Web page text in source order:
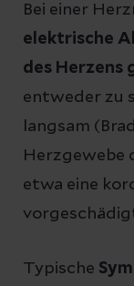
Bei einer
elektrische
des Herzens
entweder zu
langsam
Herzgewebe
etwa eine
Typische